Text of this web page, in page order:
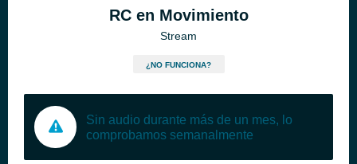
RC en Movimiento
Stream
¿NO FUNCIONA?
Sin audio durante más de un mes, lo
comprobamos semanalmente